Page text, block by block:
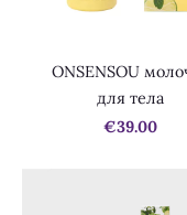
ONSENSOU
для тела
€39.00